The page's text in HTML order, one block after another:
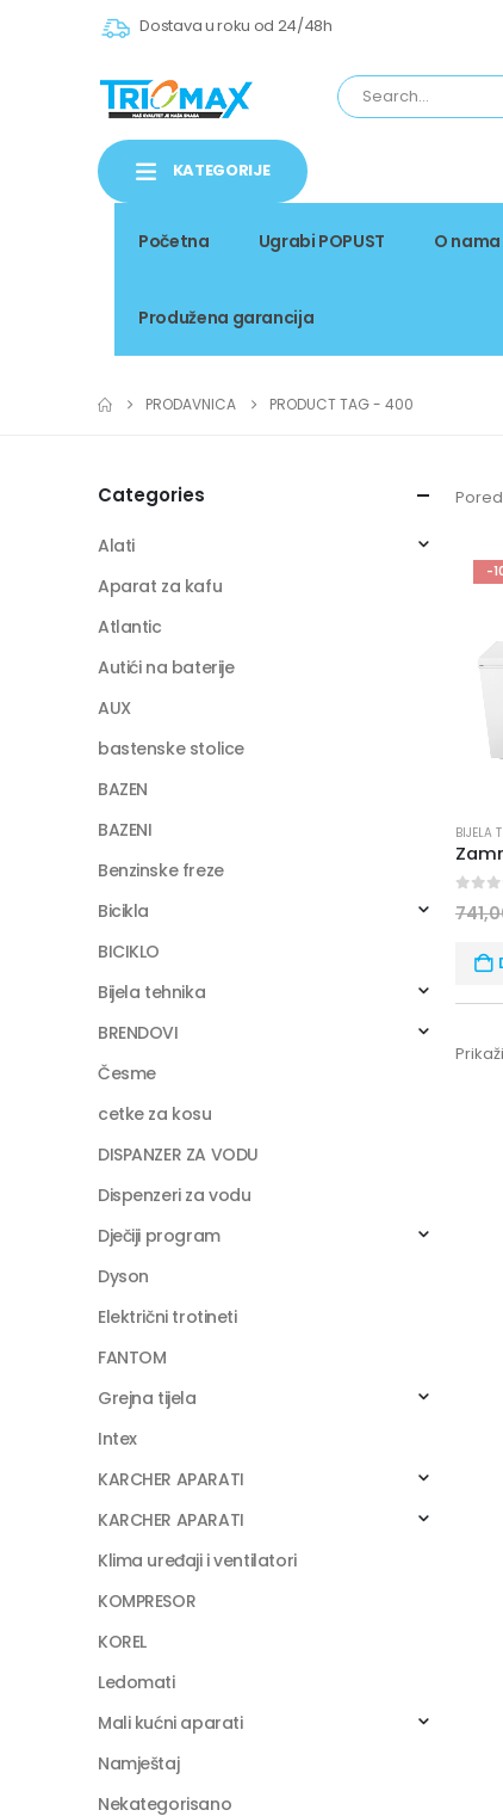
Dostava u roku od 24/48h
KATEGORIJE
Početna Ugrabi POPUST O nama
Produžena garancija
PRODAVNICA PRODUCT TAG - 400
-
BIJELA
Categories
Alati
Aparat za kafu
Atlantic
Autići na baterije
AUX
bastenske stolice
BAZEN
BAZENI
Benzinske freze
Bicikla
BICIKLO
Bijela tehnika
BRENDOVI
Česme
cetke za kosu
DISPANZER ZA VODU
Dispenzeri za vodu
Dječiji program
Dyson
Električni trotineti
FANTOM
Grejna tijela
Intex
KARCHER APARATI
KARCHER APARATI
Klima uređaji i ventilatori
KOMPRESOR
KOREL
Ledomati
Mali kućni aparati
Namještaj
Nekategorisano